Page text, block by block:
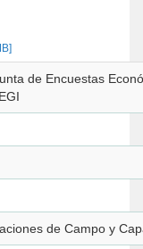
de Encuestas
de Campo y